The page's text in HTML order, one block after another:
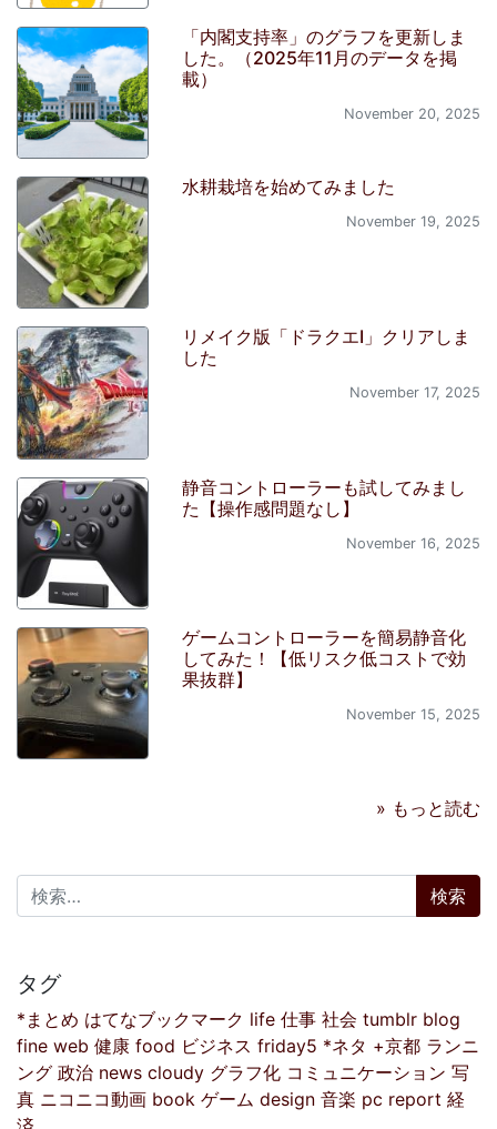
「内閣支持率」のグラフを更新しま
した。（2025年11月のデータを掲
載）
November 20, 2025
水耕栽培を始めてみました
November 19, 2025
リメイク版「ドラクエI」クリアしま
した
November 17, 2025
静音コントローラーも試してみまし
た【操作感問題なし】
November 16, 2025
ゲームコントローラーを簡易静音化
してみた！【低リスク低コストで効
果抜群】
November 15, 2025
» もっと読む
検索:
タグ
*まとめ はてなブックマーク life 仕事 社会 tumblr blog
fine web 健康 food ビジネス friday5 *ネタ +京都 ランニ
ング 政治 news cloudy グラフ化 コミュニケーション 写
真 ニコニコ動画 book ゲーム design 音楽 pc report 経